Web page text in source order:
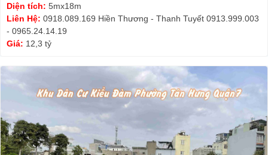
Diện tích: 5mx18m
Liên Hệ: 0918.089.169 Hiền Thương - Thanh Tuyết 0913.999.003
- 0965.24.14.19
Giá: 12,3 tỷ